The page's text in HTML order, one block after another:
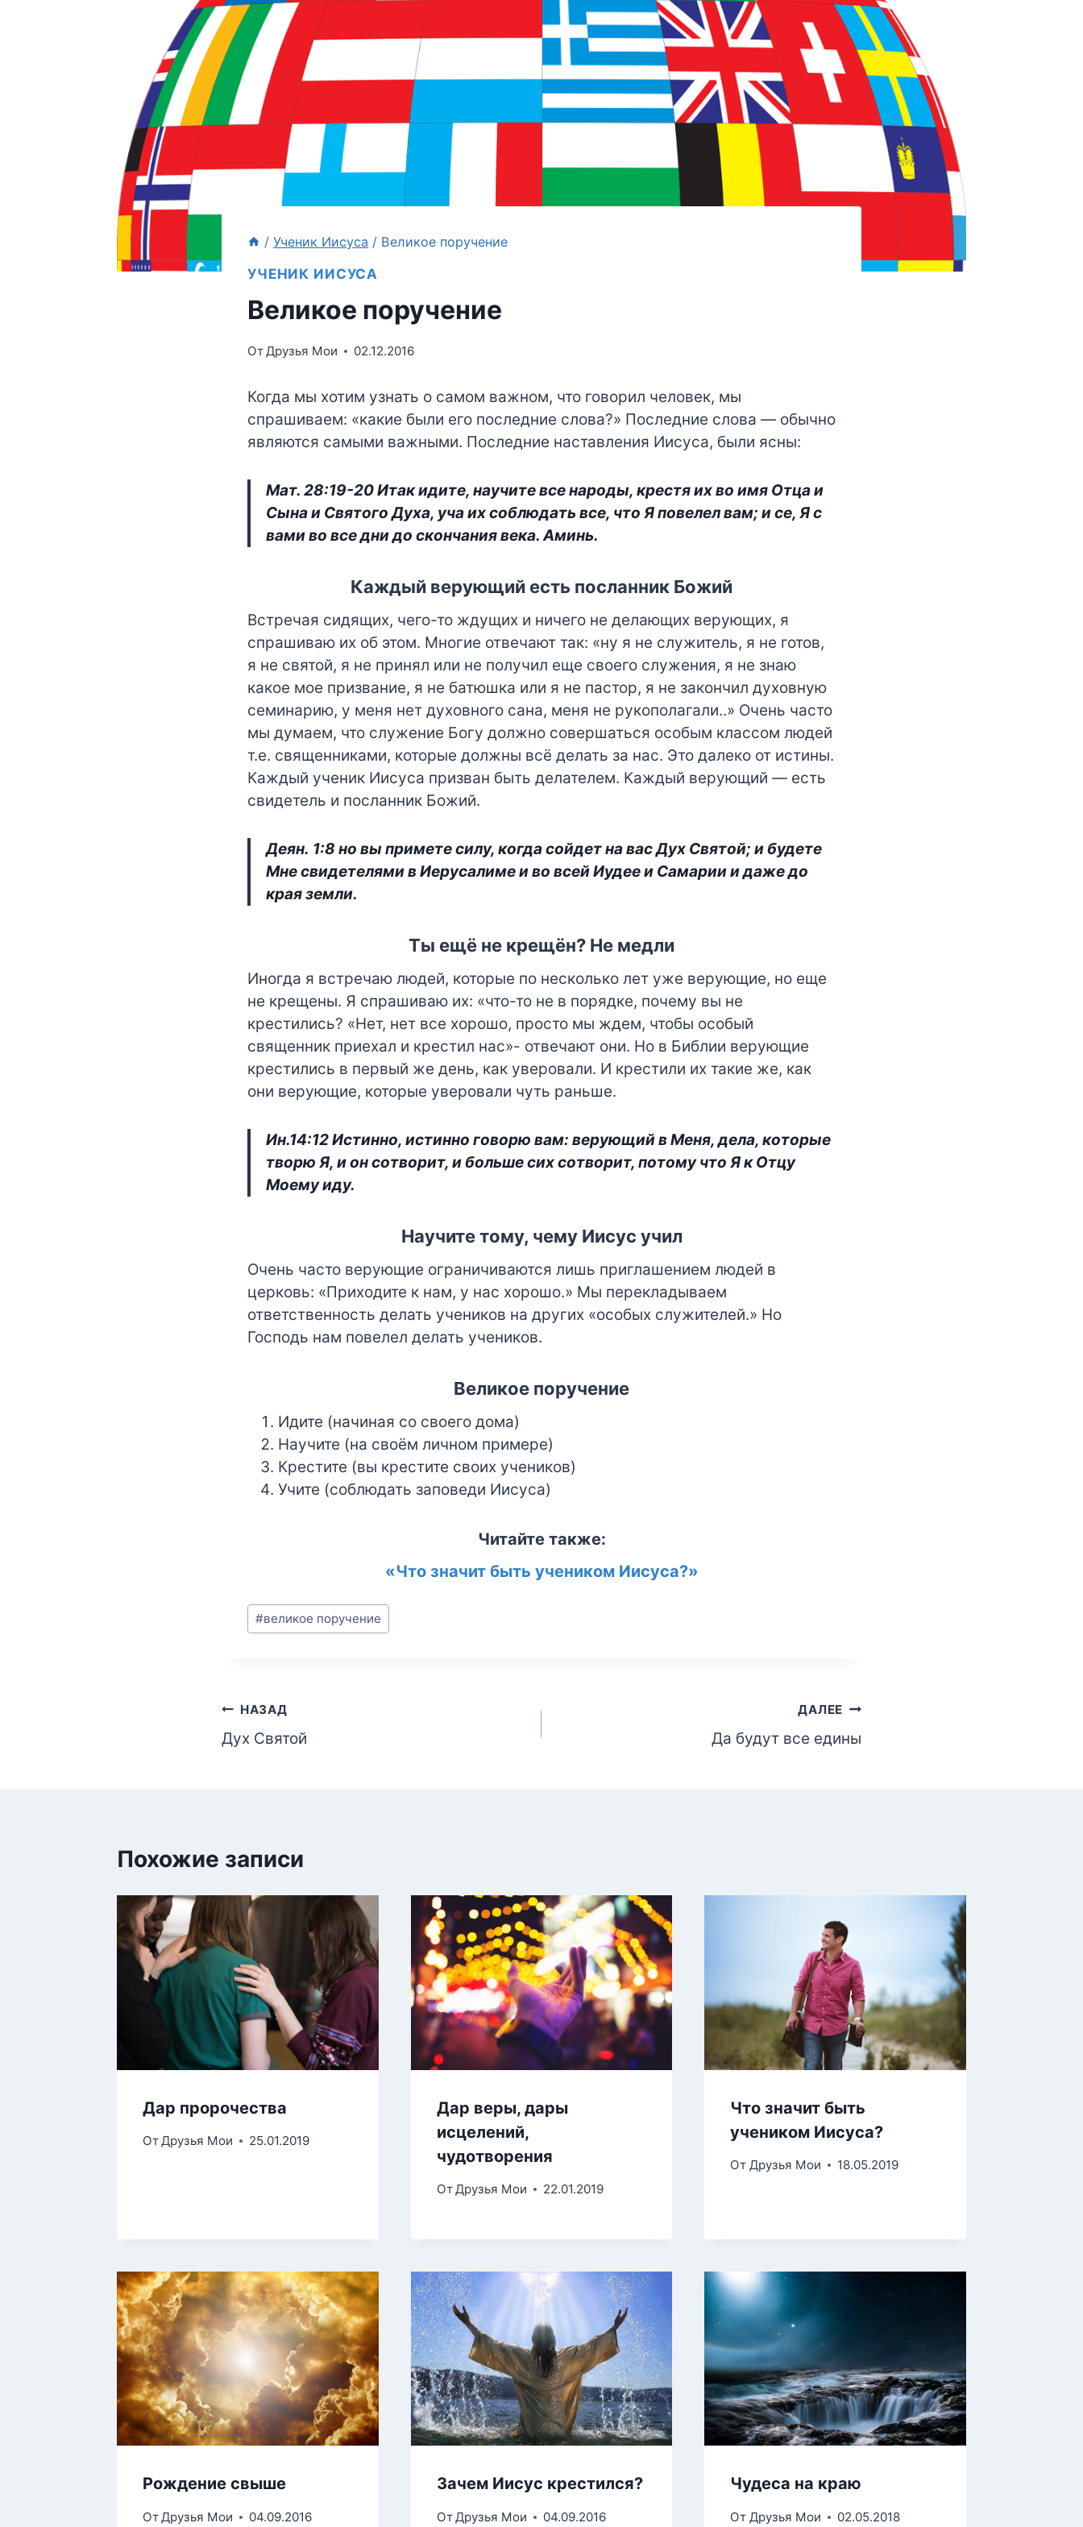
/ Ученик Иисуса / Великое поручение
УЧЕНИК ИИСУСА
Великое поручение
От Друзья Мои 02.12.2016
Когда мы хотим узнать о самом важном, что говорил человек, мы
спрашиваем: «какие были его последние слова?» Последние слова — обычно
являются самыми важными. Последние наставления Иисуса, были ясны:
Мат. 28:19-20 Итак идите, научите все народы, крестя их во имя Отца и
Сына и Святого Духа, уча их соблюдать все, что Я повелел вам; и се, Я с
вами во все дни до скончания века. Аминь.
Каждый верующий есть посланник Божий
Встречая сидящих, чего-то ждущих и ничего не делающих верующих, я
спрашиваю их об этом. Многие отвечают так: «ну я не служитель, я не готов,
я не святой, я не принял или не получил еще своего служения, я не знаю
какое мое призвание, я не батюшка или я не пастор, я не закончил духовную
семинарию, у меня нет духовного сана, меня не рукополагали..» Очень часто
мы думаем, что служение Богу должно совершаться особым классом людей
т.е. священниками, которые должны всё делать за нас. Это далеко от истины.
Каждый ученик Иисуса призван быть делателем. Каждый верующий — есть
свидетель и посланник Божий.
Деян. 1:8 но вы примете силу, когда сойдет на вас Дух Святой; и будете
Мне свидетелями в Иерусалиме и во всей Иудее и Самарии и даже до
края земли.
Ты ещё не крещён? Не медли
Иногда я встречаю людей, которые по несколько лет уже верующие, но еще
не крещены. Я спрашиваю их: «что-то не в порядке, почему вы не
крестились? «Нет, нет все хорошо, просто мы ждем, чтобы особый
священник приехал и крестил нас»- отвечают они. Но в Библии верующие
крестились в первый же день, как уверовали. И крестили их такие же, как
они верующие, которые уверовали чуть раньше.
Ин.14:12 Истинно, истинно говорю вам: верующий в Меня, дела, которые
творю Я, и он сотворит, и больше сих сотворит, потому что Я к Отцу
Моему иду.
Научите тому, чему Иисус учил
Очень часто верующие ограничиваются лишь приглашением людей в
церковь: «Приходите к нам, у нас хорошо.» Мы перекладываем
ответственность делать учеников на других «особых служителей.» Но
Господь нам повелел делать учеников.
Великое поручение
Идите (начиная со своего дома)
Научите (на своём личном примере)
Крестите (вы крестите своих учеников)
Учите (соблюдать заповеди Иисуса)
Читайте также:
«Что значит быть учеником Иисуса?»
Метки
записи:
#великое поручение
Навигация
по
НАЗАД
Дух Святой
ДАЛЕЕ
Да будут все едины
Похожие записи
Дар пророчества
ОтДрузья Мои 25.01.2019
Дар веры, дары
исцелений,
чудотворения
ОтДрузья Мои 22.01.2019
Что значит быть
учеником Иисуса?
От Друзья Мои 18.05.2019
Рождение свыше
От Друзья Мои 04.09.2016
Зачем Иисус крестился?
От Друзья Мои 04.09.2016
Чудеса на краю
От Друзья Мои 02.05.2018